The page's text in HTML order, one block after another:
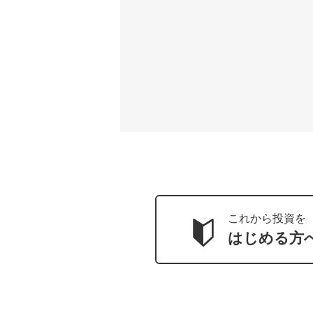
これから投資を
はじめる方